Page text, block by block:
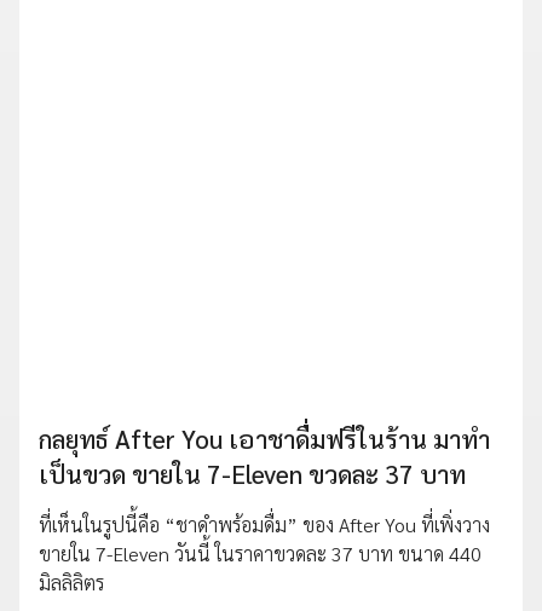
กลยุทธ์ After You เอาชาดื่มฟรีในร้าน มาทำ
เป็นขวด ขายใน 7-Eleven ขวดละ 37 บาท
ที่เห็นในรูปนี้คือ “ชาดำพร้อมดื่ม” ของ After You ที่เพิ่งวาง
ขายใน 7-Eleven วันนี้ ในราคาขวดละ 37 บาท ขนาด 440
มิลลิลิตร